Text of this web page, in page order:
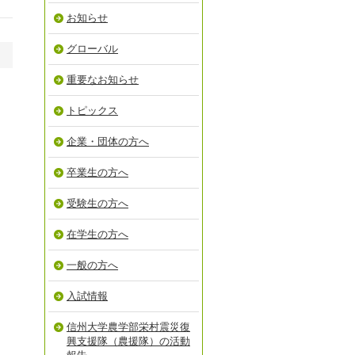
お知らせ
グローバル
重要なお知らせ
トピックス
企業・団体の方へ
卒業生の方へ
受験生の方へ
在学生の方へ
一般の方へ
入試情報
信州大学農学部栄村震災復
興支援隊（農援隊）の活動